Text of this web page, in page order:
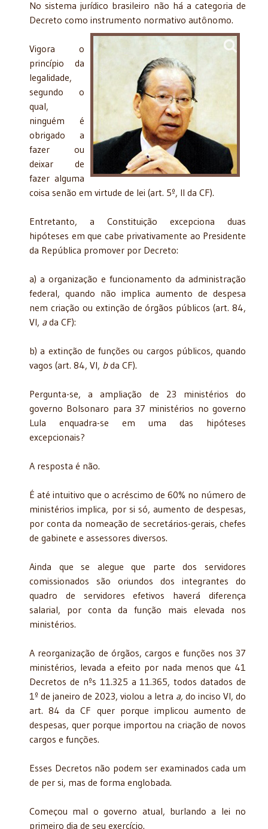
No sistema jurídico brasileiro não há a categoria de
Decreto como instrumento normativo autônomo.
Vigora o
princípio da
legalidade,
segundo o
qual,
ninguém é
obrigado a
fazer ou
deixar de
fazer alguma
coisa senão em virtude de lei (art. 5º, II da CF).
Entretanto, a Constituição excepciona duas
hipóteses em que cabe privativamente ao Presidente
da República promover por Decreto:
a) a organização e funcionamento da administração
federal, quando não implica aumento de despesa
nem criação ou extinção de órgãos públicos (art. 84,
VI, ada CF):
b) a extinção de funções ou cargos públicos, quando
vagos (art. 84, VI, bda CF).
Pergunta-se, a ampliação de 23 ministérios do
governo Bolsonaro para 37 ministérios no governo
Lula enquadra-se em uma das hipóteses
excepcionais?
A resposta é não.
É até intuitivo que o acréscimo de 60% no número de
ministérios implica, por si só, aumento de despesas,
por conta da nomeação de secretários-gerais, chefes
de gabinete e assessores diversos.
Ainda que se alegue que parte dos servidores
comissionados são oriundos dos integrantes do
quadro de servidores efetivos haverá diferença
salarial, por conta da função mais elevada nos
ministérios.
A reorganização de órgãos, cargos e funções nos 37
ministérios, levada a efeito por nada menos que 41
Decretos de nºs 11.325 a 11.365, todos datados de
1º de janeiro de 2023, violou a letra a, do inciso VI, do
art. 84 da CF quer porque implicou aumento de
despesas, quer porque importou na criação de novos
cargos e funções.
Esses Decretos não podem ser examinados cada um
de per si, mas de forma englobada.
Começou mal o governo atual, burlando a lei no
primeiro dia de seu exercício.